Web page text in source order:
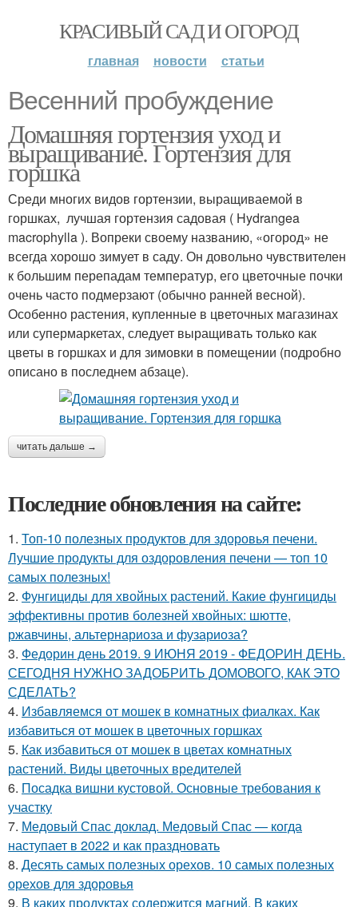
КРАСИВЫЙ САД И ОГОРОД
главная новости статьи
Весенний пробуждение
Домашняя гортензия уход и
выращивание. Гортензия для
горшка
Среди многих видов гортензии, выращиваемой в
горшках, лучшая гортензия садовая ( Hydrangea
macrophylla ). Вопреки своему названию, «огород» не
всегда хорошо зимует в саду. Он довольно чувствителен
к большим перепадам температур, его цветочные почки
очень часто подмерзают (обычно ранней весной).
Особенно растения, купленные в цветочных магазинах
или супермаркетах, следует выращивать только как
цветы в горшках и для зимовки в помещении (подробно
описано в последнем абзаце).
читать дальше →
Последние обновления на сайте:
1. Топ-10 полезных продуктов для здоровья печени.
Лучшие продукты для оздоровления печени — топ 10
самых полезных!
2. Фунгициды для хвойных растений. Какие фунгициды
эффективны против болезней хвойных: шютте,
ржавчины, альтернариоза и фузариоза?
3. Федорин день 2019. 9 ИЮНЯ 2019 - ФЕДОРИН ДЕНЬ.
СЕГОДНЯ НУЖНО ЗАДОБРИТЬ ДОМОВОГО, КАК ЭТО
СДЕЛАТЬ?
4. Избавляемся от мошек в комнатных фиалках. Как
избавиться от мошек в цветочных горшках
5. Как избавиться от мошек в цветах комнатных
растений. Виды цветочных вредителей
6. Посадка вишни кустовой. Основные требования к
участку
7. Медовый Спас доклад. Медовый Спас — когда
наступает в 2022 и как праздновать
8. Десять самых полезных орехов. 10 самых полезных
орехов для здоровья
9. В каких продуктах содержится магний. В каких